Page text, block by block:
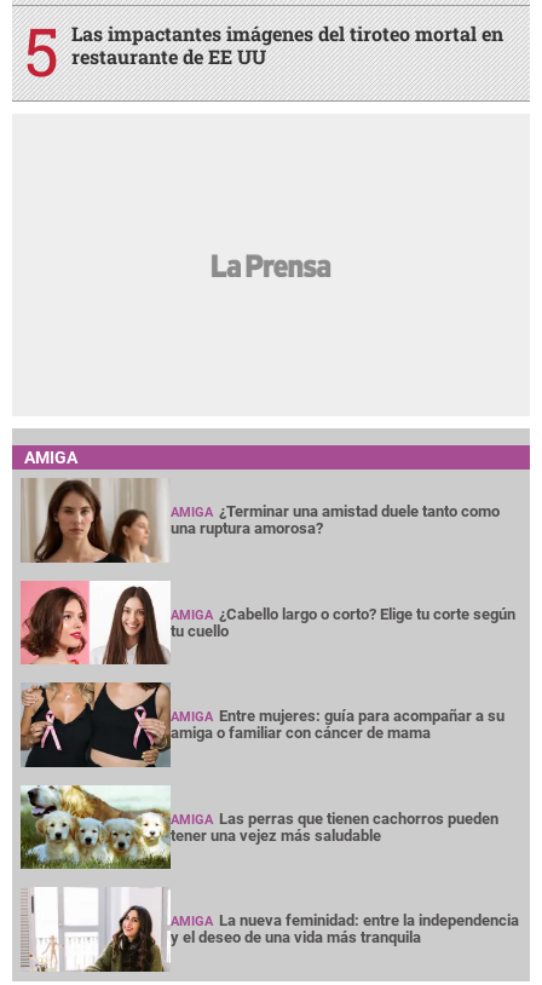
Las impactantes imágenes del tiroteo mortal en
restaurante de EE UU
AMIGA
AMIGA ¿Terminar una amistad duele tanto como
una ruptura amorosa?
AMIGA ¿Cabello largo o corto? Elige tu corte según
tu cuello
AMIGA Entre mujeres: guía para acompañar a su
amiga o familiar con cáncer de mama
AMIGA Las perras que tienen cachorros pueden
tener una vejez más saludable
AMIGA La nueva feminidad: entre la independencia
y el deseo de una vida más tranquila